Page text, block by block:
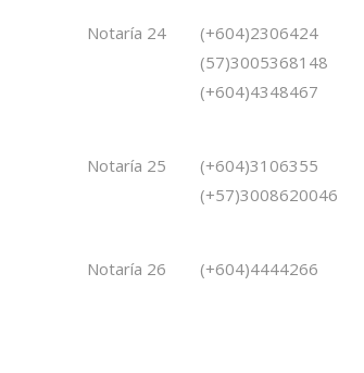
Notaría 24
(+604)2306424
(57)3005368148
(+604)4348467
Notaría 25
(+604)3106355
(+57)3008620046
Notaría 26 (+604)4444266